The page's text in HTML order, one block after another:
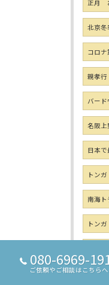
正月
北京冬
コロナ
親孝行
バー
名阪上
日本
トン
南海ト
トンガ
山の中
080-6969-
ご依頼やご相談はこちらへ